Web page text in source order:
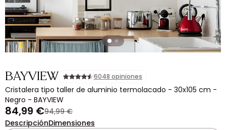
BAYVIEW 6048 opiniones
Cristalera tipo taller de aluminio termolacado - 30x105 cm -
Negro - BAYVIEW
84,99 €94,99 €
DescripciónDimensiones